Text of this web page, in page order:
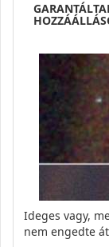
Ideges vagy,
nem engedte